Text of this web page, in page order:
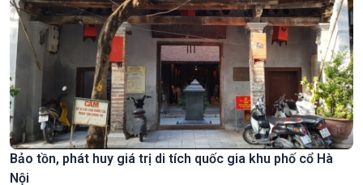
Bảo tồn, phát huy giá trị di tích quốc gia khu phố cổ Hà
Nội